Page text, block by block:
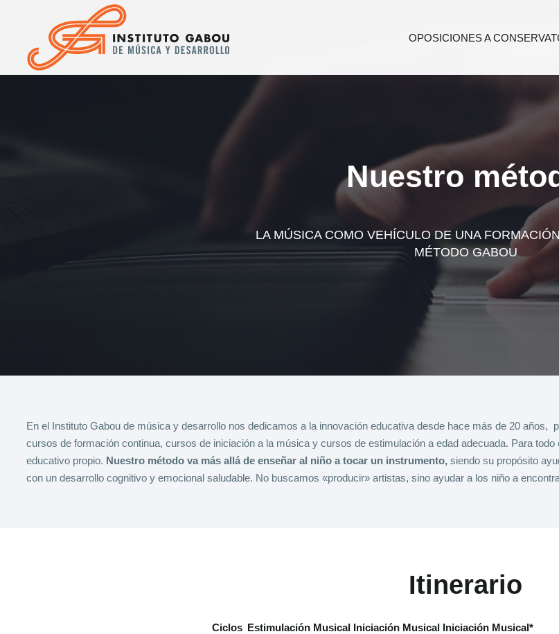
OPOSICIONES A
Nuestro
LA MÚSICA COMO VEHÍCULO DE UNA
MÉTODO GABOU
En el Instituto Gabou de música y desarrollo nos dedicamos a la innovación educativa desde hace más de 20 años,
cursos de formación continua, cursos de iniciación a la música y cursos de estimulación a edad adecuada. Para todo
educativo propio. Nuestro método va más allá de enseñar al niño a tocar un instrumento, siendo su propósito
con un desarrollo cognitivo y emocional saludable. No buscamos «producir» artistas, sino ayudar a los niño a
Itinerario
Ciclos Estimulación Musical Iniciación Musical Iniciación Musical*